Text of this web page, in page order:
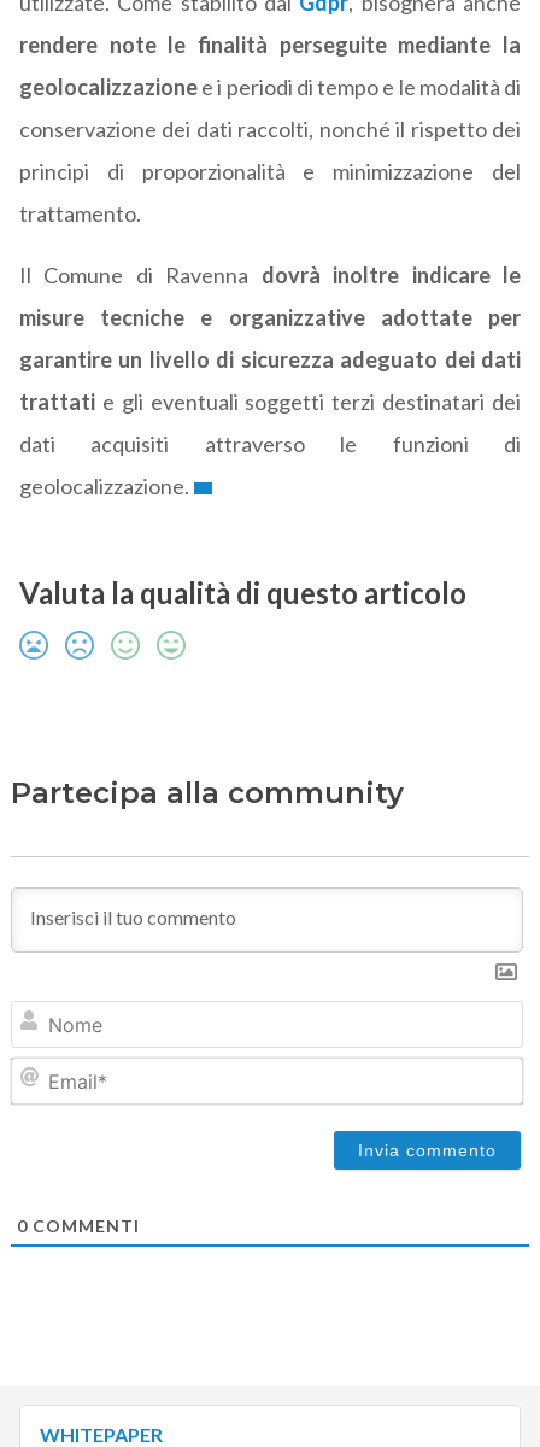
rendere note le finalità perseguite mediante la
geolocalizzazionee i periodi di tempo e le modalità di
conservazione dei dati raccolti, nonché il rispetto dei
principi di proporzionalità e minimizzazione del
trattamento.
Il Comune di Ravenna dovrà inoltre indicare le
misure tecniche e organizzative adottate per
garantire un livello di sicurezza adeguato dei dati
trattatie gli eventuali soggetti terzi destinatari dei
dati acquisiti attraverso le funzioni di
geolocalizzazione.
Valuta la qualità di questo articolo
Partecipa alla community
0COMMENTI
WHITEPAPER